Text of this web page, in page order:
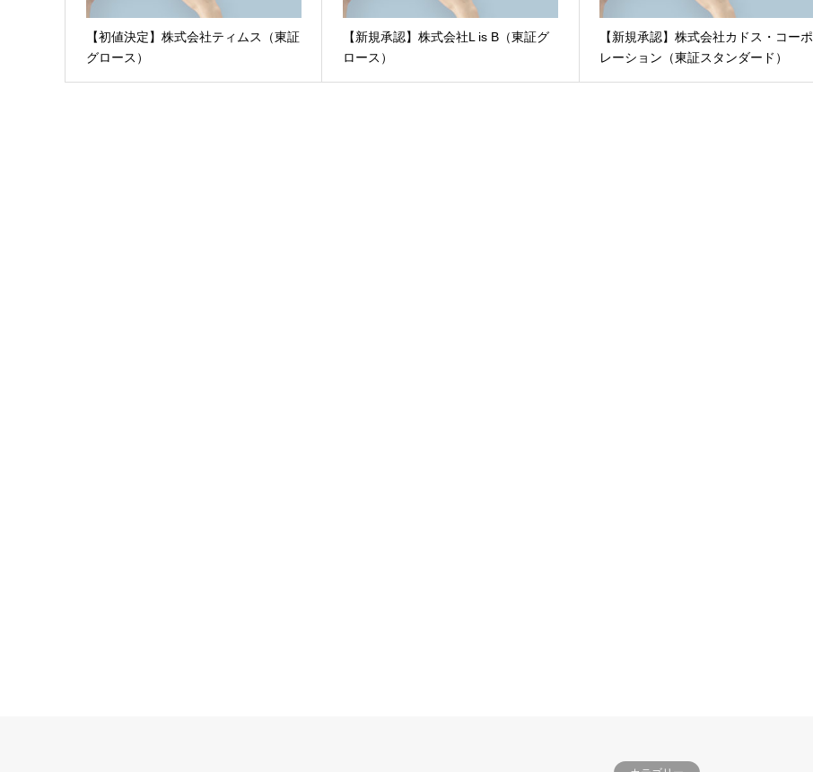
【初値決定】株式会社ティムス（東証
グロース）
【新規承認】株式会社L is B（東証グ
ロース）
【新規承認】株式会社カドス・コーポ
レーション（東証スタンダード）